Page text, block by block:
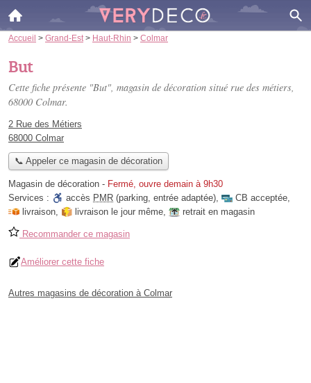
Accueil > Grand-Est > Haut-Rhin > Colmar
But
Cette fiche présente "But", magasin de décoration situé rue des métiers,
68000 Colmar.
2 Rue des Métiers
68000 Colmar
📞 Appeler ce magasin de décoration
Magasin de décoration - Fermé, ouvre demain à 9h30
Services :
accès PMR (parking, entrée adaptée), CB acceptée,
livraison, livraison le jour même, retrait en magasin
Recommander ce magasin
Améliorer cette fiche
Autres magasins de décoration à Colmar